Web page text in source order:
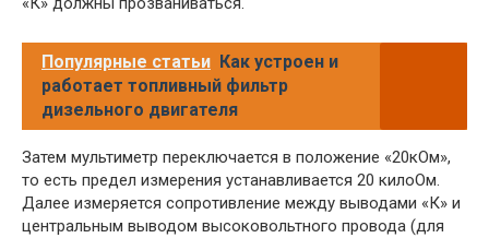
Популярные статьи Как устроен и
работает топливный фильтр
дизельного двигателя
Затем мультиметр переключается в положение «20кОм»,
то есть предел измерения устанавливается 20 килоОм.
Далее измеряется сопротивление между выводами «К» и
центральным выводом высоковольтного провода (для